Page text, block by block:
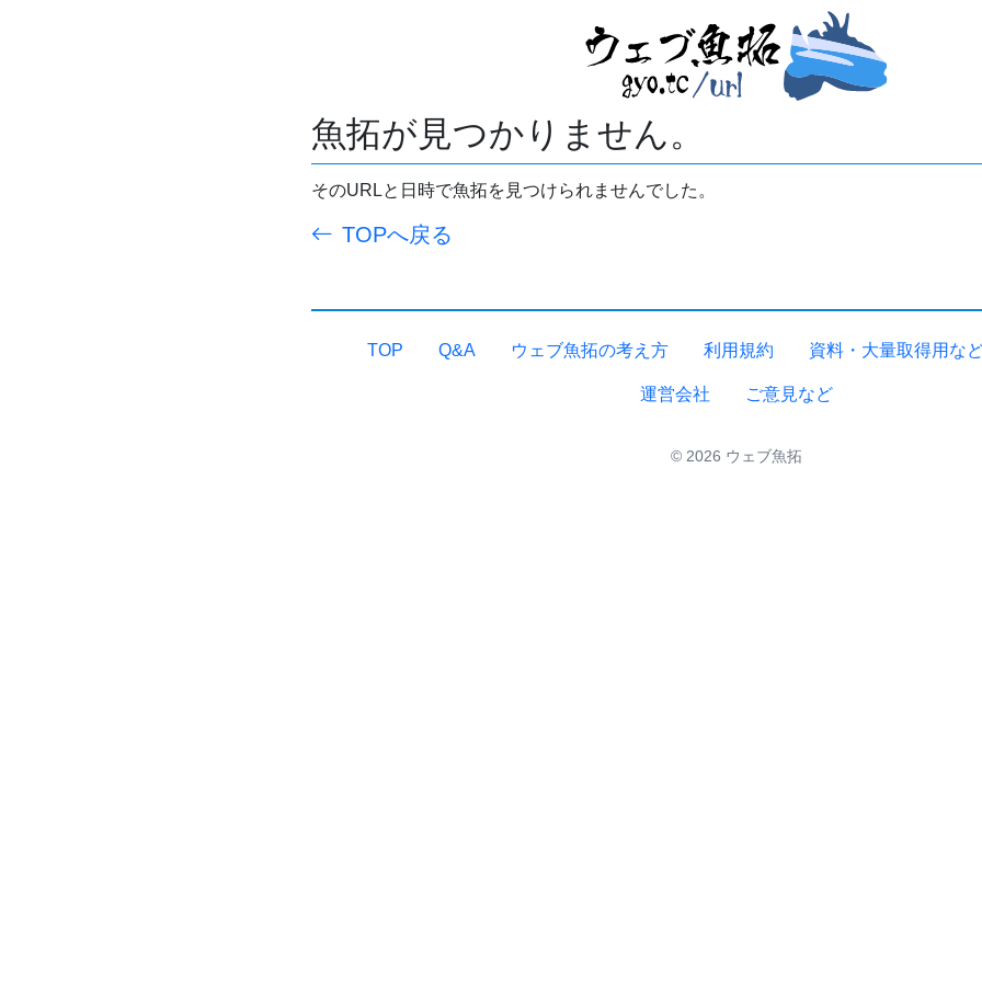
魚拓が見つかりません。
そのURLと日時で魚拓を見つけられませんでした。
TOPへ戻る
TOP Q&A ウェブ魚拓の考え方 利用規約 資料・大量取得用な
運営会社 ご意見など
© 2026 ウェブ魚拓